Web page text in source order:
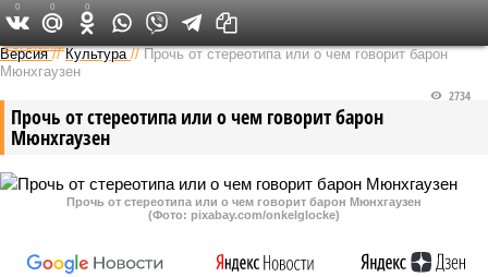
Федеральный выпуск
Версия //Культура //Прочь от стереотипа или о чем говорит барон
Мюнхгаузен
Прочь от стереотипа или о чем говорит барон
Мюнхгаузен
2734
Прочь от стереотипа или о чем говорит барон Мюнхгаузен
(Фото: pixabay.com/onkelglocke)
0 0 0